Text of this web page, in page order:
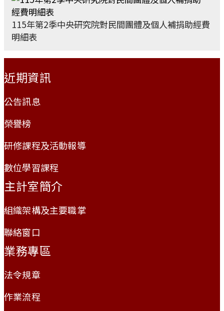
115年第2季中央研究院對民間團體及個人補捐助經費
明細表
近期資訊
公告訊息
榮譽榜
研修課程及活動報導
數位學習課程
主計室簡介
組織架構及主要職掌
聯絡窗口
業務專區
法令規章
作業流程